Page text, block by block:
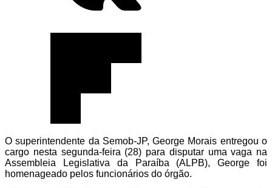
O superintendente da Semob-JP, George Morais entregou o
cargo nesta segunda-feira (28) para disputar uma vaga na
Assembleia Legislativa da Paraíba (ALPB), George foi
homenageado pelos funcionários do órgão.